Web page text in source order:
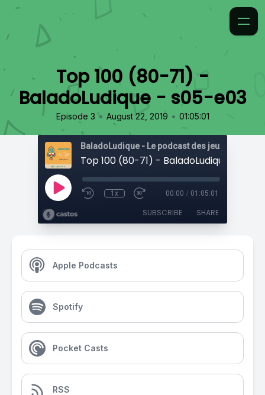
Top 100 (80-71) -
BaladoLudique - s05-e03
Episode 3 • August 22, 2019 • 01:05:01
Top 100 (80-71) - BaladoLudique - s05-
1x 00:00 / 01:05:01
SUBSCRIBE SHARE
Apple Podcasts
Spotify
Pocket Casts
RSS